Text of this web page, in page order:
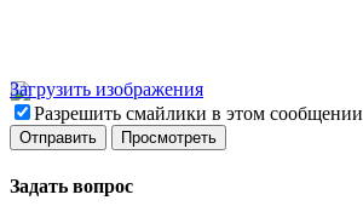
Загрузить изображения
Разрешить смайлики в этом сообщении
Задать вопрос